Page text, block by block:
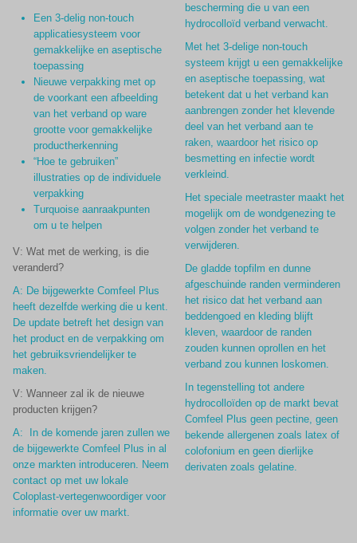
Een 3-delig non-touch
applicatiesysteem voor
gemakkelijke en aseptische
toepassing
Nieuwe verpakking met op
de voorkant een afbeelding
van het verband op ware
grootte voor gemakkelijke
productherkenning
“Hoe te gebruiken”
illustraties op de individuele
verpakking
Turquoise aanraakpunten
om u te helpen
V: Wat met de werking, is die
veranderd?
A: De bijgewerkte Comfeel Plus
heeft dezelfde werking die u kent.
De update betreft het design van
het product en de verpakking om
het gebruiksvriendelijker te
maken.
V: Wanneer zal ik de nieuwe
producten krijgen?
A: In de komende jaren zullen we
de bijgewerkte Comfeel Plus in al
onze markten introduceren. Neem
contact op met uw lokale
Coloplast-vertegenwoordiger voor
informatie over uw markt.
bescherming die u van een
hydrocolloïd verband verwacht.
Met het 3-delige non-touch
systeem krijgt u een gemakkelijke
en aseptische toepassing, wat
betekent dat u het verband kan
aanbrengen zonder het klevende
deel van het verband aan te
raken, waardoor het risico op
besmetting en infectie wordt
verkleind.
Het speciale meetraster maakt het
mogelijk om de wondgenezing te
volgen zonder het verband te
verwijderen.
De gladde topfilm en dunne
afgeschuinde randen verminderen
het risico dat het verband aan
beddengoed en kleding blijft
kleven, waardoor de randen
zouden kunnen oprollen en het
verband zou kunnen loskomen.
In tegenstelling tot andere
hydrocolloïden op de markt bevat
Comfeel Plus geen pectine, geen
bekende allergenen zoals latex of
colofonium en geen dierlijke
derivaten zoals gelatine.